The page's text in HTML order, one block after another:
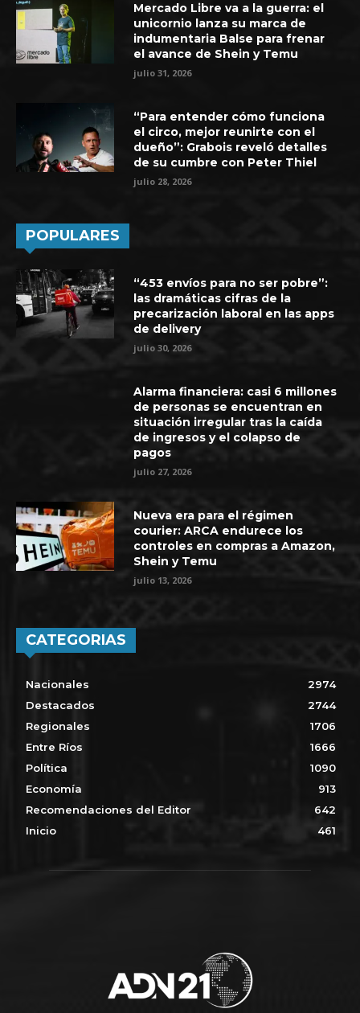
Mercado Libre va a la guerra: el
unicornio lanza su marca de
indumentaria Balse para frenar
el avance de Shein y Temu
julio 31, 2026
“Para entender cómo funciona
el circo, mejor reunirte con el
dueño”: Grabois reveló detalles
de su cumbre con Peter Thiel
julio 28, 2026
POPULARES
“453 envíos para no ser pobre”:
las dramáticas cifras de la
precarización laboral en las apps
de delivery
julio 30, 2026
Alarma financiera: casi 6 millones
de personas se encuentran en
situación irregular tras la caída
de ingresos y el colapso de
pagos
julio 27, 2026
Nueva era para el régimen
courier: ARCA endurece los
controles en compras a Amazon,
Shein y Temu
julio 13, 2026
CATEGORIAS
Nacionales
2974
Destacados
2744
Regionales
1706
Entre Ríos
1666
Política
1090
Economía
913
Recomendaciones del Editor
642
Inicio
461